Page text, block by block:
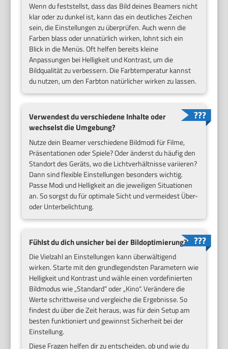
Wenn du feststellst, dass das Bild deines Beamers nicht
klar oder zu dunkel ist, kann das ein deutliches Zeichen
sein, die Einstellungen zu überprüfen. Auch wenn die
Farben blass oder unnatürlich wirken, lohnt sich ein
Blick in die Menüs. Oft helfen bereits kleine
Anpassungen bei Helligkeit und Kontrast, um die
Bildqualität zu verbessern. Die Farbtemperatur kannst
du nutzen, um den Farbton natürlicher wirken zu lassen.
Verwendest du verschiedene Inhalte oder
wechselst die Umgebung?
Nutze dein Beamer verschiedene Bildmodi für Filme,
Präsentationen oder Spiele? Oder änderst du häufig den
Standort des Geräts, wo die Lichtverhältnisse variieren?
Dann sind flexible Einstellungen besonders wichtig.
Passe Modi und Helligkeit an die jeweiligen Situationen
an. So sorgst du für optimale Sicht und vermeidest Über-
oder Unterbelichtung.
Fühlst du dich unsicher bei der Bildoptimierung?
Die Vielzahl an Einstellungen kann überwältigend
wirken. Starte mit den grundlegendsten Parametern wie
Helligkeit und Kontrast und wähle einen vordefinierten
Bildmodus wie „Standard“ oder „Kino“. Verändere die
Werte schrittweise und vergleiche die Ergebnisse. So
findest du über die Zeit heraus, was für dein Setup am
besten funktioniert und gewinnst Sicherheit bei der
Einstellung.
Diese Fragen helfen dir zu entscheiden, ob und wie du